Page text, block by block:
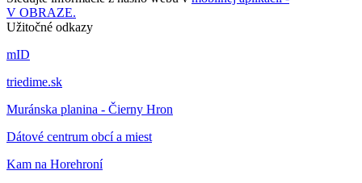
V OBRAZE.
Užitočné odkazy
mID
triedime.sk
Muránska planina - Čierny Hron
Dátové centrum obcí a miest
Kam na Horehroní